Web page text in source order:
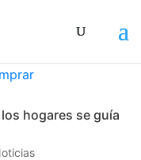
hogares se guía